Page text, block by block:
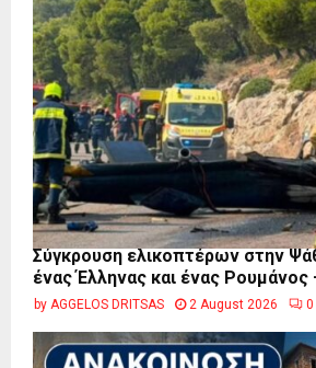
Σύγκρουση ελικοπτέρων στην
ένας Έλληνας και ένας Ρουμάνος
by AGGELOS DRITSAS 2 August 2026 0